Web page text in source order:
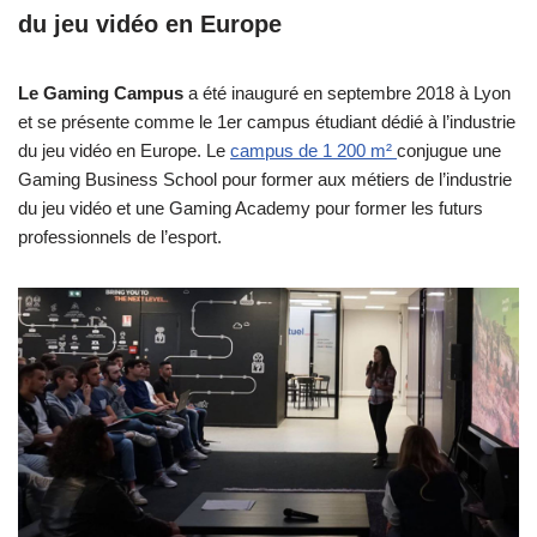
du jeu vidéo en Europe
Le Gaming Campus a été inauguré en septembre 2018 à Lyon
et se présente comme le 1er campus étudiant dédié à l’industrie
du jeu vidéo en Europe. Le campus de 1 200 m² conjugue une
Gaming Business School pour former aux métiers de l’industrie
du jeu vidéo et une Gaming Academy pour former les futurs
professionnels de l’esport.